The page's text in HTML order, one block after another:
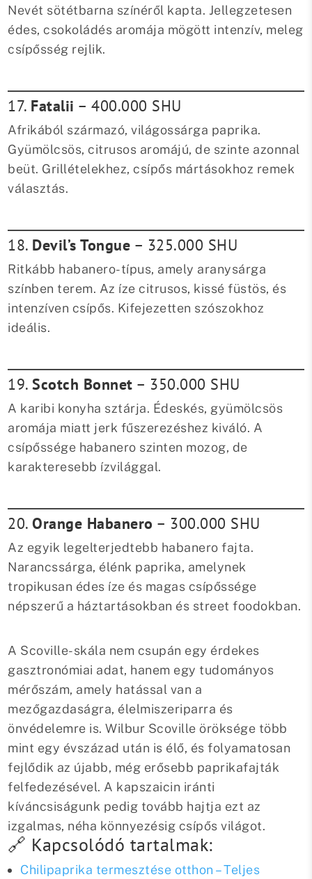
Nevét sötétbarna színéről kapta. Jellegzetesen
édes, csokoládés aromája mögött intenzív, meleg
csípősség rejlik.
17. Fatalii – 400.000 SHU
Afrikából származó, világossárga paprika.
Gyümölcsös, citrusos aromájú, de szinte azonnal
beüt. Grillételekhez, csípős mártásokhoz remek
választás.
18. Devil’s Tongue – 325.000 SHU
Ritkább habanero-típus, amely aranysárga
színben terem. Az íze citrusos, kissé füstös, és
intenzíven csípős. Kifejezetten szószokhoz
ideális.
19.Scotch Bonnet – 350.000 SHU
A karibi konyha sztárja. Édeskés, gyümölcsös
aromája miatt jerk fűszerezéshez kiváló. A
csípőssége habanero szinten mozog, de
karakteresebb ízvilággal.
20.Orange Habanero – 300.000 SHU
Az egyik legelterjedtebb habanero fajta.
Narancssárga, élénk paprika, amelynek
tropikusan édes íze és magas csípőssége
népszerű a háztartásokban és street foodokban.
A Scoville-skála nem csupán egy érdekes
gasztronómiai adat, hanem egy tudományos
mérőszám, amely hatással van a
mezőgazdaságra, élelmiszeriparra és
önvédelemre is. Wilbur Scoville öröksége több
mint egy évszázad után is élő, és folyamatosan
fejlődik az újabb, még erősebb paprikafajták
felfedezésével. A kapszaicin iránti
kíváncsiságunk pedig tovább hajtja ezt az
izgalmas, néha könnyezésig csípős világot.
🔗 Kapcsolódó tartalmak:
Chilipaprika termesztése otthon – Teljes